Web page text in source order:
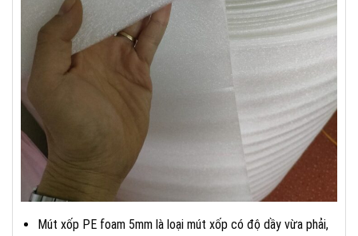
Mút xốp PE foam 5mm là loại mút xốp có độ dầy vừa phải,